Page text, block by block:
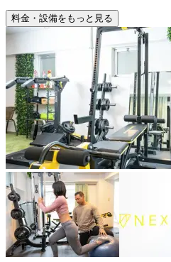
料金・設備をもっと見る